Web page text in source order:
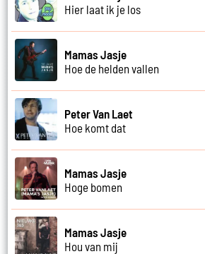
Hier laat ik je los
Mamas Jasje
Hoe de helden vallen
Peter Van Laet
Hoe komt dat
Mamas Jasje
Hoge bomen
Mamas Jasje
Hou van mij